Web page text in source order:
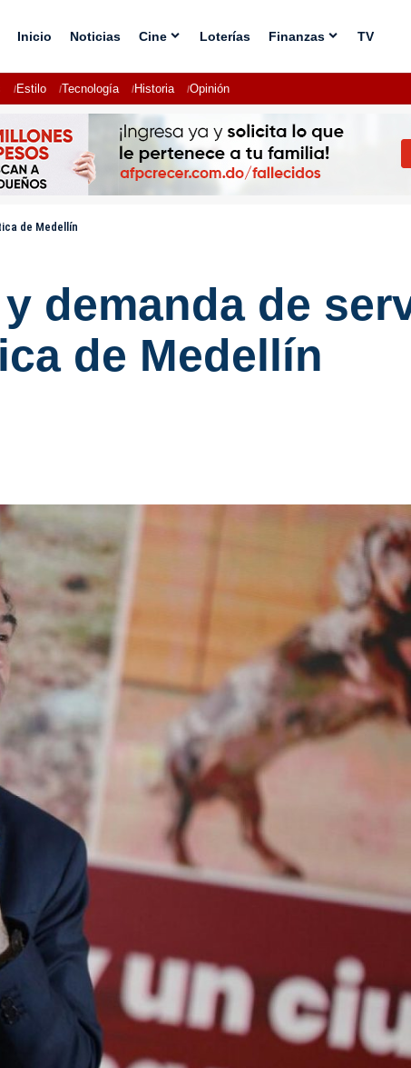
Inicio Noticias Cine Loterías Finanzas TV
Estilo Tecnología Historia Opinión
de Medellín
demanda de
de Medellín